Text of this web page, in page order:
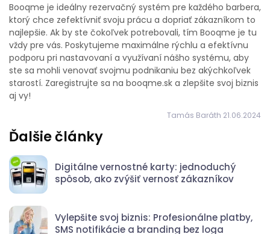
Booqme je ideálny rezervačný systém pre každého barbera,
ktorý chce zefektívniť svoju prácu a dopriať zákazníkom to
najlepšie. Ak by ste čokoľvek potrebovali, tím Booqme je tu
vždy pre vás. Poskytujeme maximálne rýchlu a efektívnu
podporu pri nastavovaní a využívaní nášho systému, aby
ste sa mohli venovať svojmu podnikaniu bez akýchkoľvek
starostí. Zaregistrujte sa na booqme.sk a zlepšite svoj biznis
aj vy!
Tamás Baráth 21.06.2024
Ďalšie články
Digitálne vernostné karty: jednoduchý
spôsob, ako zvýšiť vernosť zákazníkov
Vylepšite svoj biznis: Profesionálne platby,
SMS notifikácie a branding bez loga